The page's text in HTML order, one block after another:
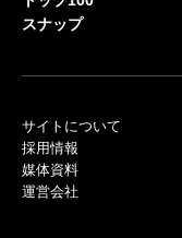
スナップ
サイトについて
採用情報
媒体資料
運営会社